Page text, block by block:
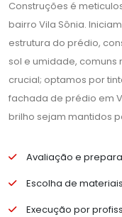
Construções é
bairro Vila Sônia.
estrutura do prédio,
sol e umidade, comuns
crucial; optamos por
fachada de prédio em
brilho sejam mantidos
Avaliação e
Escolha de
Execução por